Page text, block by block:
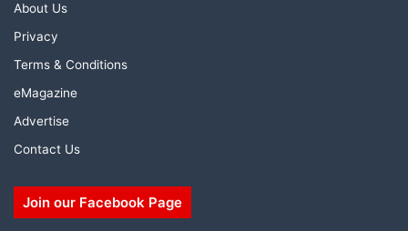
About Us
Privacy
Terms & Conditions
eMagazine
Advertise
Contact Us
Join our Facebook Page